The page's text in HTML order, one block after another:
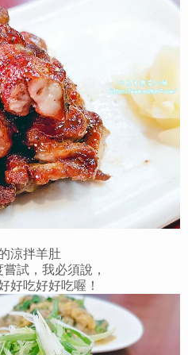
涼拌羊肚
試，我必須說，
好吃好好吃喔！